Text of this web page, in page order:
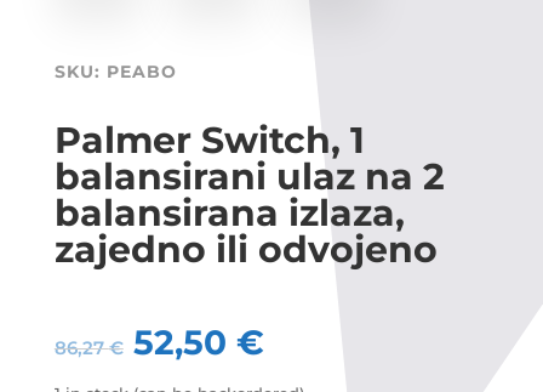
SKU: PEABO
Palmer Switch, 1
balansirani ulaz na 2
balansirana izlaza,
zajedno ili odvojeno
86,27€ 52,50 €